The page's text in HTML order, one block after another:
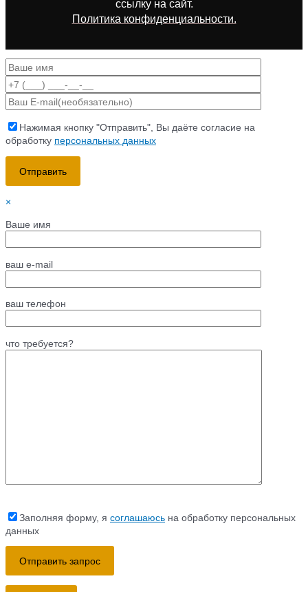
ссылку на сайт.
Политика конфиденциальности.
Нажимая кнопку "Отправить", Вы даёте согласие на
обработку персональных данных
×
Ваше имя
ваш e-mail
ваш телефон
что требуется?
Заполняя форму, я соглашаюсь на обработку персональных
данных